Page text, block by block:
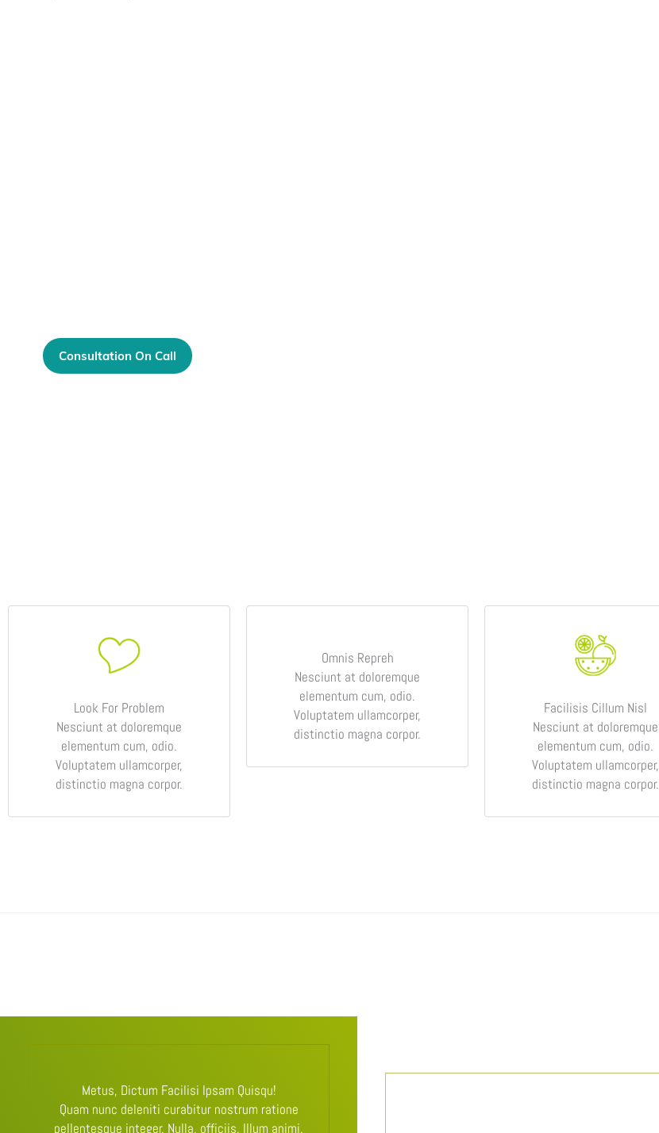
Consultation On Call
Look For Problem
Nesciunt at doloremque
elementum cum, odio.
Voluptatem ullamcorper,
distinctio magna corpor.
Omnis Repreh
Nesciunt at doloremque
elementum cum, odio.
Voluptatem ullamcorper,
distinctio magna corpor.
Facilisis Cillum Nisl
Nesciunt at doloremque
elementum cum, odio.
Voluptatem ullamcorper,
distinctio magna corpor.
Metus, Dictum Facilisi Ipsam Quisqu!
Quam nunc deleniti curabitur nostrum ratione
pellentesque integer. Nulla, officiis. Illum animi.